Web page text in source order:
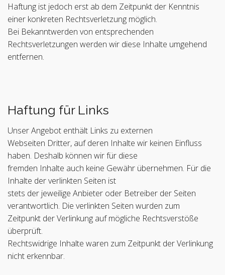
Haftung ist jedoch erst ab dem Zeitpunkt der Kenntnis
einer konkreten Rechtsverletzung möglich.
Bei Bekanntwerden von entsprechenden
Rechtsverletzungen werden wir diese Inhalte umgehend
entfernen.
Haftung für Links
Unser Angebot enthält Links zu externen
Webseiten Dritter, auf deren Inhalte wir keinen Einfluss
haben. Deshalb können wir für diese
fremden Inhalte auch keine Gewähr übernehmen. Für die
Inhalte der verlinkten Seiten ist
stets der jeweilige Anbieter oder Betreiber der Seiten
verantwortlich. Die verlinkten Seiten wurden zum
Zeitpunkt der Verlinkung auf mögliche Rechtsverstöße
überprüft.
Rechtswidrige Inhalte waren zum Zeitpunkt der Verlinkung
nicht erkennbar.